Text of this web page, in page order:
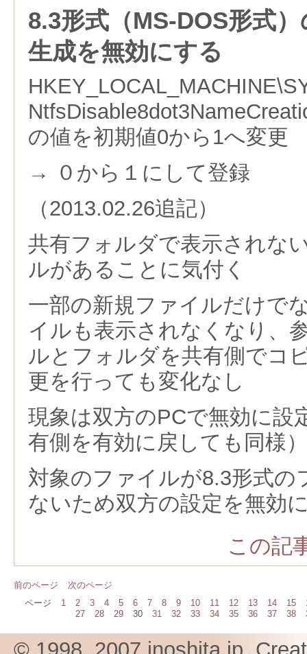
8.3形式（MS-DOS形式
生成を無効にする
の値を初期値0から1へ変更
→ ０から１にして登録
（2013.02.26追記）
共有フォルダで表示されな
ルがあることに気付く
一部の新規ファイルだけで
イルも表示されなくなり、
ルとフォルダを共有側でコ
更を行っても変化なし
現象は双方のPCで無効に設
有側を有効に戻しても同様）
対象のファイルが8.3形式の
ないため双方の設定を無効
この記
前のページ
次のページ
ページ
1 2 3 4 5 6 7 8 9 10 11 12 13 14 15
27
28 29 30 31 32 33 34 35 36 37 38